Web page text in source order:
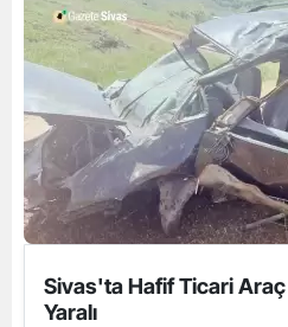
Sivas'ta Hafif Ticari Araç
Yaralı